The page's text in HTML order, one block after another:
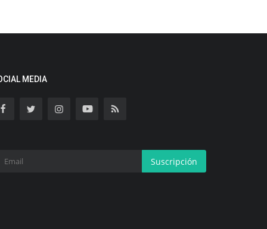
MEDIA
Suscripción